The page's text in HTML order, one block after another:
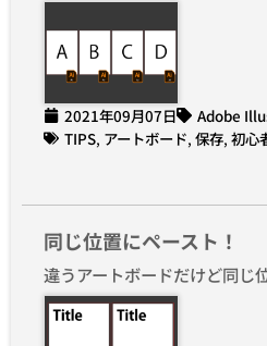
2021年09月07日
Adobe
TIPS, アートボード, 保存, 初心
同じ位置にペースト！
違うアートボードだけど同じ